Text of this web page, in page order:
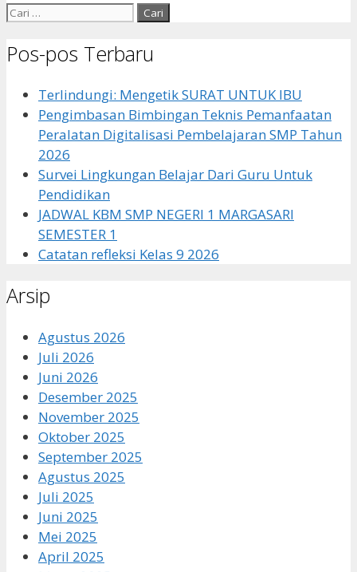
Cari
Pos-pos Terbaru
Terlindungi: Mengetik SURAT UNTUK IBU
Pengimbasan Bimbingan Teknis Pemanfaatan
Peralatan Digitalisasi Pembelajaran SMP Tahun
2026
Survei Lingkungan Belajar Dari Guru Untuk
Pendidikan
JADWAL KBM SMP NEGERI 1 MARGASARI
SEMESTER 1
Catatan refleksi Kelas 9 2026
Arsip
Agustus 2026
Juli 2026
Juni 2026
Desember 2025
November 2025
Oktober 2025
September 2025
Agustus 2025
Juli 2025
Juni 2025
Mei 2025
April 2025